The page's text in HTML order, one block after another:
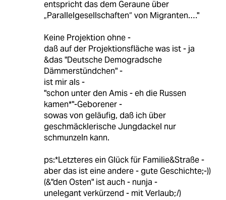
entspricht das dem Geraune über
„Parallelgesellschaften“ von Migranten.…"
Keine Projektion ohne -
daß auf der Projektionsfläche was ist - ja
&das "Deutsche Demogradsche
Dämmerstündchen" -
ist mir als -
"schon unter den Amis - eh die Russen
kamen*"-Geborener -
sowas von geläufig, daß ich über
geschmäcklerische Jungdackel nur
schmunzeln kann.
ps:*Letzteres ein Glück für Familie&Straße -
aber das ist eine andere - gute Geschichte;-))
(&"den Osten" ist auch - nunja -
unelegant verkürzend - mit Verlaub;/)